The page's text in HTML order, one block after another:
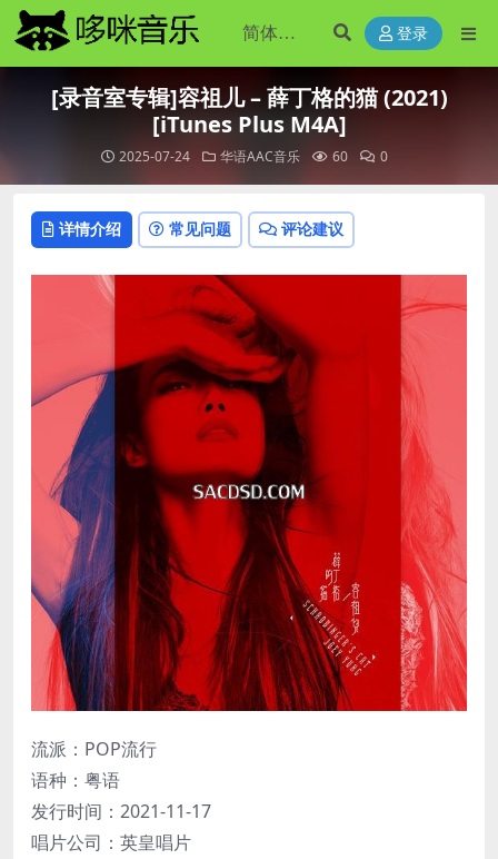
登录
[录音室专辑]容祖儿 – 薛丁格的猫 (2021)
[iTunes Plus M4A]
2025-07-24 华语AAC音乐 60 0
详情介绍 常见问题 评论建议
流派：POP流行
语种：粤语
发行时间：2021-11-17
唱片公司：英皇唱片